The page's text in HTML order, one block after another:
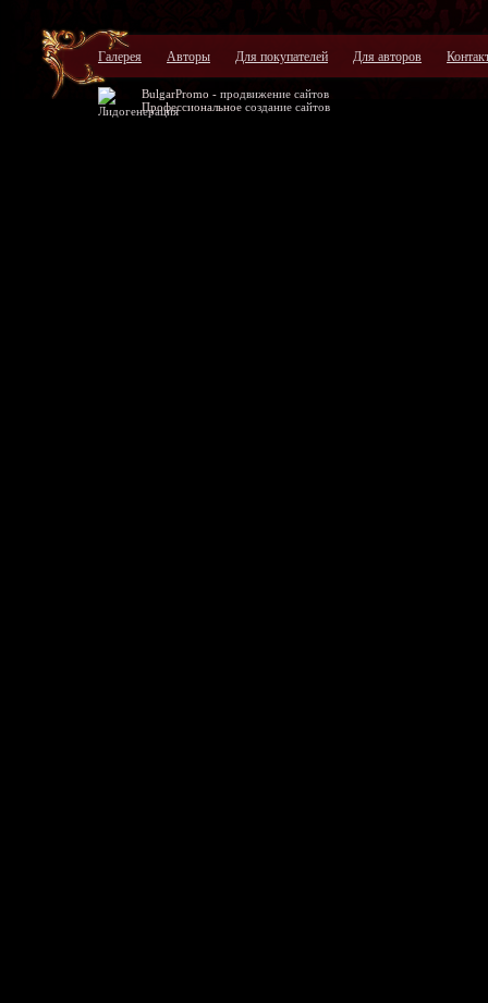
Галерея Авторы Для покупателей Для авторов
BulgarPromo - продвижение сайтов
Профессиональное создание сайтов